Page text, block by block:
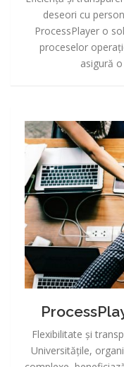
deseori cu
ProcessPlayer o
proceselor
asigură
ProcessPlayer
pentru
Universități
Flexibilitate și
Universitățile,